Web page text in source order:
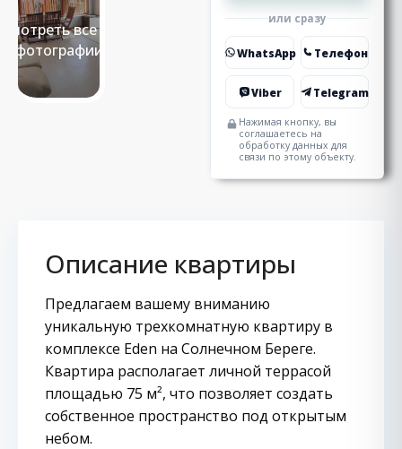
Смотреть все 11
фотографии
или сразу
WhatsApp Телефон
Viber Telegram
Нажимая кнопку, вы
соглашаетесь на
обработку данных для
связи по этому объекту.
Описание квартиры
Предлагаем вашему вниманию
уникальную трехкомнатную квартиру в
комплексе Eden на Солнечном Береге.
Квартира располагает личной террасой
площадью 75 м², что позволяет создать
собственное пространство под открытым
небом.